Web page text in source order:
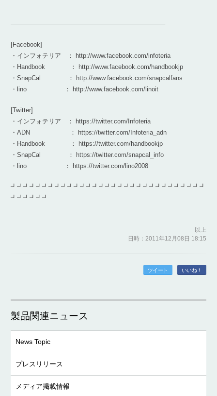
————————————————————————–
[Facebook]
・インフォテリア ： http://www.facebook.com/infoteria
・Handbook ： http://www.facebook.com/handbookjp
・SnapCal ： http://www.facebook.com/snapcalfans
・lino ： http://www.facebook.com/linoit
[Twitter]
・インフォテリア ： https://twitter.com/Infoteria
・ADN ： https://twitter.com/Infoteria_adn
・Handbook ： https://twitter.com/handbookjp
・SnapCal ： https://twitter.com/snapcal_info
・lino ： https://twitter.com/lino2008
┛┛┛┛┛┛┛┛┛┛┛┛┛┛┛┛┛┛┛┛┛┛┛┛┛┛┛┛┛┛┛
┛┛┛┛┛┛
以上
日時：2011年12月08日 18:15
ツイート いいね！
製品関連ニュース
News Topic
プレスリリース
メディア掲載情報